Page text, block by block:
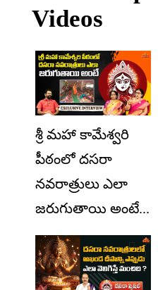
Videos
శ్రీ మహా కామేశ్వరి
పీఠంలో దసరా
నవరాత్రులు ఎలా
జరుగుతాయి అంటే...